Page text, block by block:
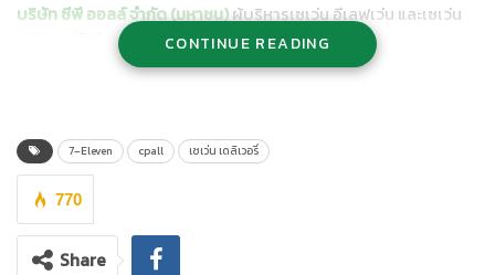
บริษัท ซีพี ออลล์ จำกัด (มหาชน)ผู้บริหารเซเว่น อีเลฟเว่น และเซเว่น
เดลิเวอรี่ ได้ให้ความร่วมมือปฏิบัติตามมาตรการดังกล่าวอย่าง
เคร่งครัด โดยในวันนี้ ร้านเซเว่น อีเลฟเว่นทุกสาขาในพื้นที่
เวลา 20.00 น. ไปจนกว่าจะมีประกาศคำสั่งเปลี่ยนแปลงจากศบค.
พร้อมกันนี้ ยังได้ยกระดับมาตรการรองรับความเสี่ยงในกรณีที่มี
รายงานผู้ติดเชื้อเข้ามาใช้บริการ หรือพนักงานตรวจพบว่าเป็นผู้ติด
เชื้อ เพื่อให้ความเชื่อมั่นต่อชุมชนและสังคม ในการก้าวผ่านวิกฤตครั้งนี้
ไปด้วยกัน
CONTINUE READING
7–Eleven cpall เซเว่น เดลิเวอรี่
770
Share